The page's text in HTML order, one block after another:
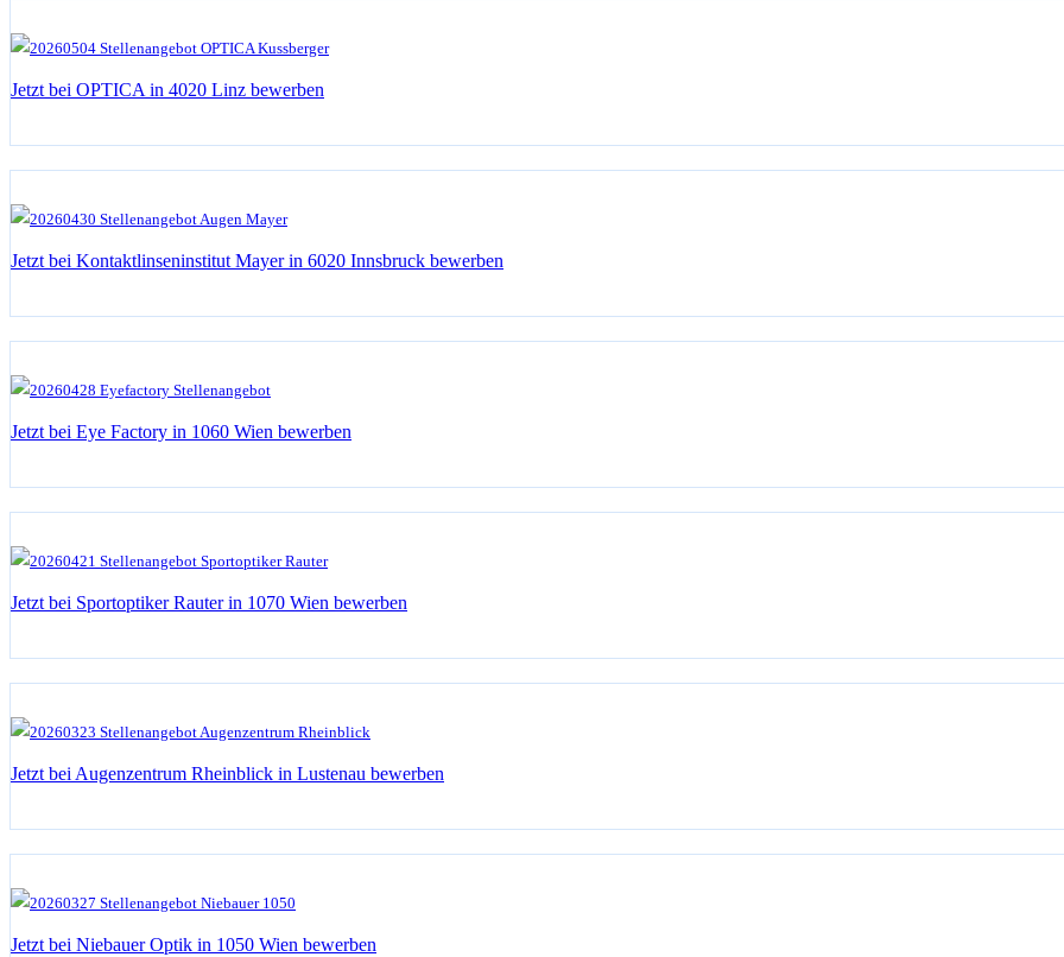
Jetzt bei OPTICA in 4020 Linz bewerben
Jetzt bei Kontaktlinseninstitut Mayer in 6020 Innsbruck bewerben
Jetzt bei Eye Factory in 1060 Wien bewerben
Jetzt bei Sportoptiker Rauter in 1070 Wien bewerben
Jetzt bei Augenzentrum Rheinblick in Lustenau bewerben
Jetzt bei Niebauer Optik in 1050 Wien bewerben